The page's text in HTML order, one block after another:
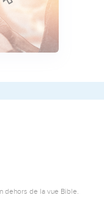
dehors de la vue Bible.